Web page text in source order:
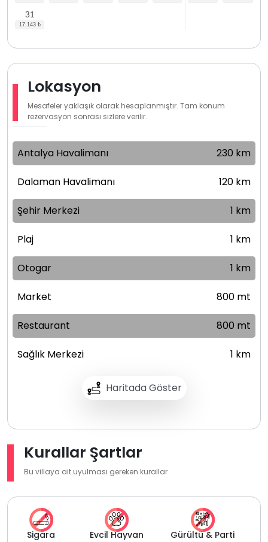
31
Lokasyon
Mesafeler yaklaşık olarak hesaplanmıştır. Tam konum
rezervasyon sonrası sizlere verilir.
Haritada Göster
Antalya Havalimanı 230 km
Dalaman Havalimanı 120 km
Şehir Merkezi 1 km
Plaj 1 km
Otogar 1 km
Market 800 mt
Restaurant 800 mt
Sağlık Merkezi 1 km
Kurallar Şartlar
Bu villaya ait uyulması gereken kurallar
Sigara Evcil Hayvan Gürültü & Parti